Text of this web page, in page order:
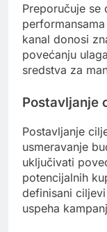
Preporučuje se
kanal donosi
povećanju
sredstva za
Postavljanje
Postavljanje
usmeravanje
uključivati
potencijalnih
definisani
uspeha